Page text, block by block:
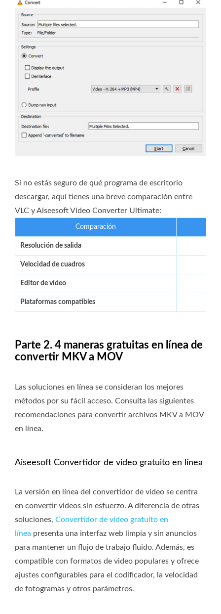
Si no estás seguro de qué programa de escritorio
descargar, aquí tienes una breve comparación entre
VLC y Aiseesoft Video Converter Ultimate:
Comparación
Resolución de salida
Velocidad de cuadros
Editor de vídeo
Plataformas compatibles
Parte 2. 4 maneras gratuitas en línea de
convertir MKV a MOV
Las soluciones en línea se consideran los mejores
métodos por su fácil acceso. Consulta las siguientes
recomendaciones para convertir archivos MKV a MOV
en línea.
Aiseesoft Convertidor de video gratuito en línea
La versión en línea del convertidor de video se centra
en convertir videos sin esfuerzo. A diferencia de otras
soluciones, Convertidor de video gratuito en
línea presenta una interfaz web limpia y sin anuncios
para mantener un flujo de trabajo fluido. Además, es
compatible con formatos de video populares y ofrece
ajustes configurables para el codificador, la velocidad
de fotogramas y otros parámetros.